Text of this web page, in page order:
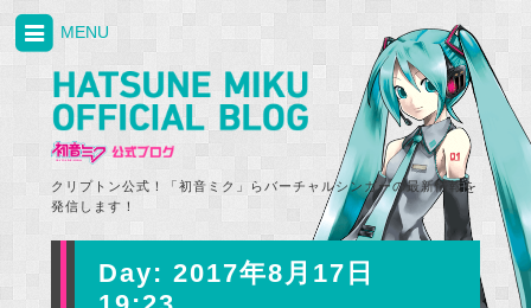
クリプトン公式！「初音ミク」らバーチャルシンガーの最新情報を
発信します！
MENU
Day: 2017年8月17日